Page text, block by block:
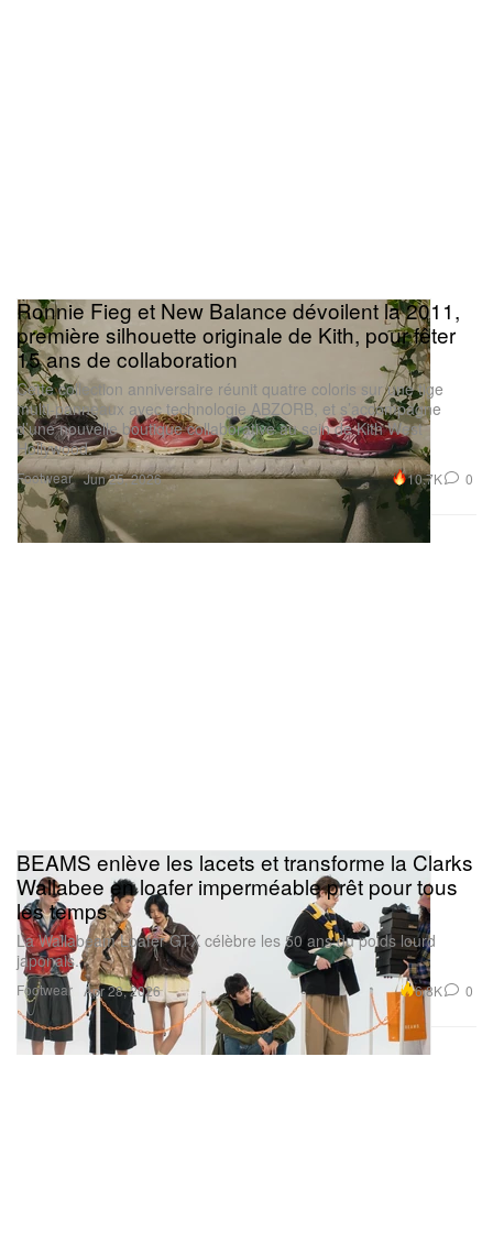
Footwear
Ronnie Fieg et New Balance dévoilent la 2011,
première silhouette originale de Kith, pour fêter
15 ans de collaboration
Cette collection anniversaire réunit quatre coloris sur une tige
multi‑panneaux avec technologie ABZORB, et s’accompagne
d’une nouvelle boutique collaborative au sein de Kith West
Hollywood.
Jun 25, 2026 10.7K 0
Footwear
BEAMS enlève les lacets et transforme la Clarks
Wallabee en loafer imperméable prêt pour tous
les temps
La Wallabeam Loafer GTX célèbre les 50 ans du poids lourd
japonais.
Apr 28, 2026 6.8K 0